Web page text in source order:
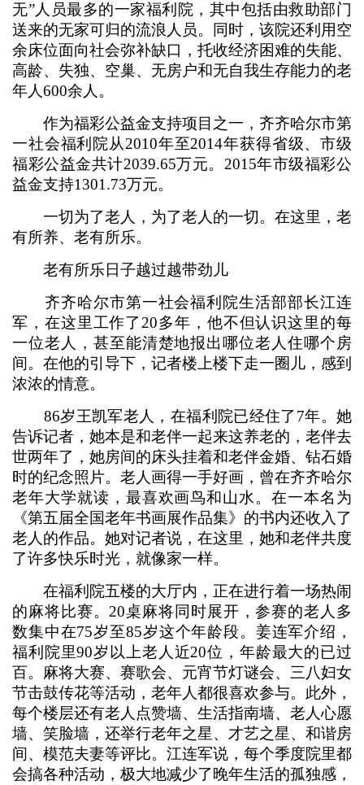
无”人员最多的一家福利院，其中包括由救助部门
送来的无家可归的流浪人员。同时，该院还利用空
余床位面向社会弥补缺口，托收经济困难的失能、
高龄、失独、空巢、无房户和无自我生存能力的老
年人600余人。
作为福彩公益金支持项目之一，齐齐哈尔市第
一社会福利院从2010年至2014年获得省级、市级
福彩公益金共计2039.65万元。2015年市级福彩公
益金支持1301.73万元。
一切为了老人，为了老人的一切。在这里，老
有所养、老有所乐。
老有所乐日子越过越带劲儿
齐齐哈尔市第一社会福利院生活部部长江连
军，在这里工作了20多年，他不但认识这里的每
一位老人，甚至能清楚地报出哪位老人住哪个房
间。在他的引导下，记者楼上楼下走一圈儿，感到
浓浓的情意。
86岁王凯军老人，在福利院已经住了7年。她
告诉记者，她本是和老伴一起来这养老的，老伴去
世两年了，她房间的床头挂着和老伴金婚、钻石婚
时的纪念照片。老人画得一手好画，曾在齐齐哈尔
老年大学就读，最喜欢画鸟和山水。在一本名为
《第五届全国老年书画展作品集》的书内还收入了
老人的作品。她对记者说，在这里，她和老伴共度
了许多快乐时光，就像家一样。
在福利院五楼的大厅内，正在进行着一场热闹
的麻将比赛。20桌麻将同时展开，参赛的老人多
数集中在75岁至85岁这个年龄段。姜连军介绍，
福利院里90岁以上老人近20位，年龄最大的已过
百。麻将大赛、赛歌会、元宵节灯谜会、三八妇女
节击鼓传花等活动，老年人都很喜欢参与。此外，
每个楼层还有老人点赞墙、生活指南墙、老人心愿
墙、笑脸墙，还举行老年之星、才艺之星、和谐房
间、模范夫妻等评比。江连军说，每个季度院里都
会搞各种活动，极大地减少了晚年生活的孤独感，